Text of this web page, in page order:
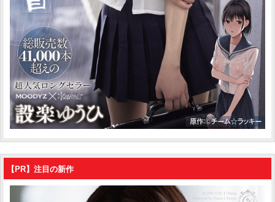
【PR】注目の新作